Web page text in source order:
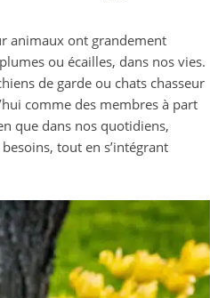
animaux ont grandement
ou écailles, dans nos vies.
de garde ou chats chasseur
comme des membres à part
que dans nos quotidiens,
tout en s’intégrant